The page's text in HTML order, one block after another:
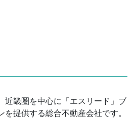
近畿圏を中心に「エスリード」ブ
を提供する総合不動産会社です。